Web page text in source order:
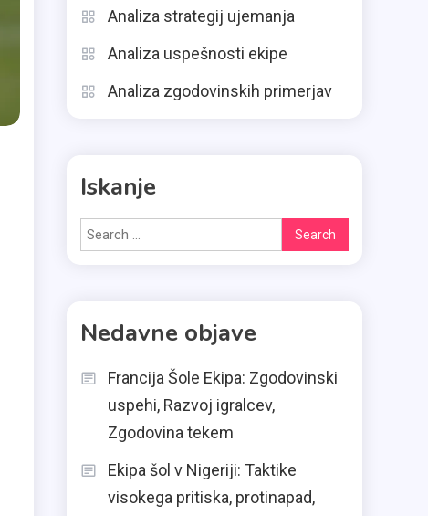
Analiza strategij ujemanja
Analiza uspešnosti ekipe
Analiza zgodovinskih primerjav
Iskanje
Search
for:
Nedavne objave
Francija Šole Ekipa: Zgodovinski
uspehi, Razvoj igralcev,
Zgodovina tekem
Ekipa šol v Nigeriji: Taktike
visokega pritiska, protinapad,